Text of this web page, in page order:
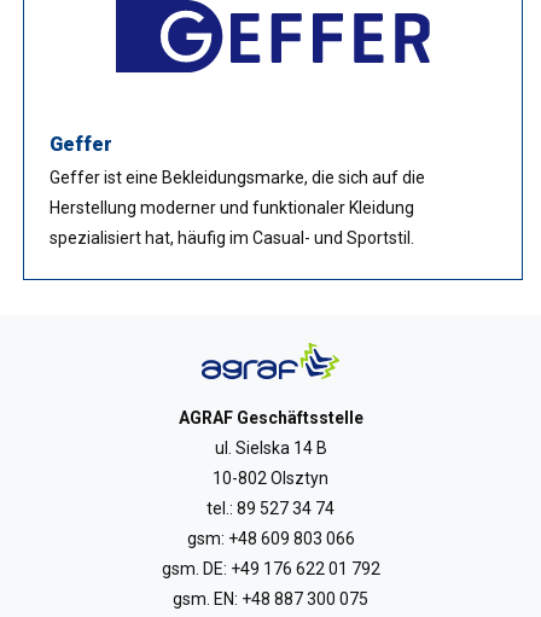
Geffer
Geffer ist eine Bekleidungsmarke, die sich auf die
Herstellung moderner und funktionaler Kleidung
spezialisiert hat, häufig im Casual- und Sportstil.
AGRAF Geschäftsstelle
ul. Sielska 14 B
10-802 Olsztyn
tel.: 89 527 34 74
gsm: +48 609 803 066
gsm. DE: +49 176 622 01 792
gsm. EN: +48 887 300 075